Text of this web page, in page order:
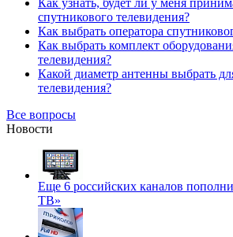
Как узнать, будет ли у меня
спутникового телевидения?
Как выбрать оператора
Как выбрать комплект
телевидения?
Какой диаметр антенны выбрать
телевидения?
Все вопросы
Новости
Еще 6 российских каналов
ТВ»